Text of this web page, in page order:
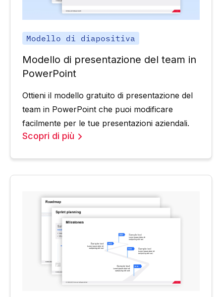
Modello di diapositiva
Modello di presentazione del team in
PowerPoint
Ottieni il modello gratuito di presentazione del
team in PowerPoint che puoi modificare
facilmente per le tue presentazioni aziendali.
Scopri di più